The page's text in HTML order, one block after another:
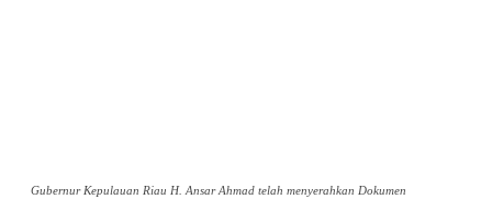
Gubernur Kepulauan Riau H. Ansar Ahmad telah menyerahkan Dokumen